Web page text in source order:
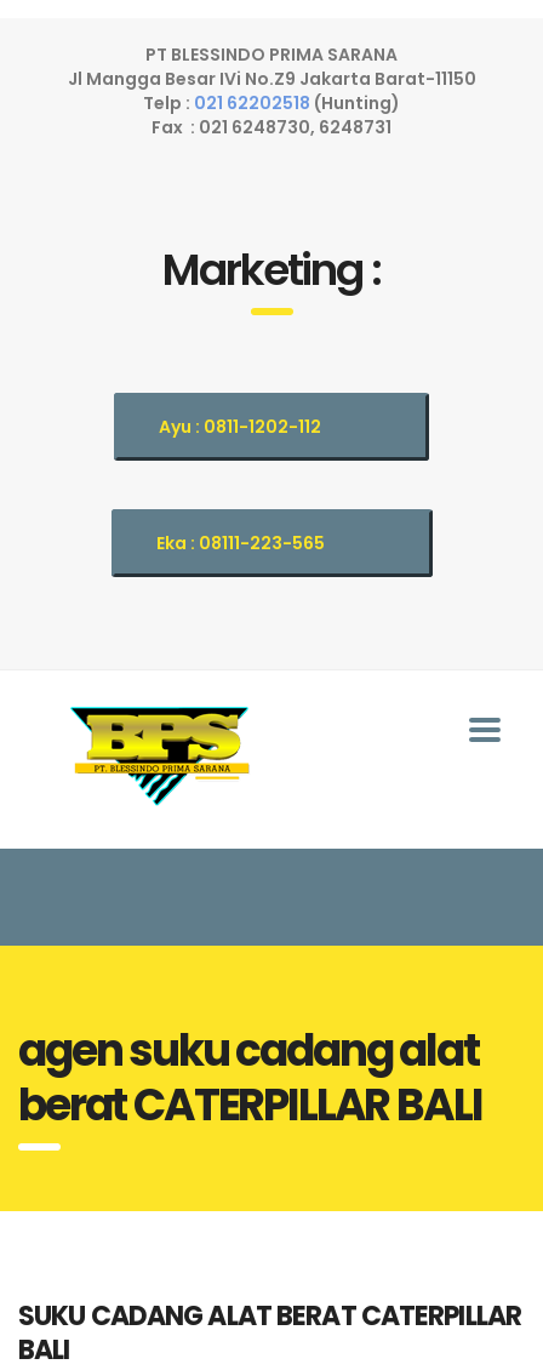
PT BLESSINDO PRIMA SARANA
Jl Mangga Besar IVi No.Z9 Jakarta Barat-11150
Telp : 021 62202518 (Hunting)
Fax : 021 6248730, 6248731
Marketing :
Ayu : 0811-1202-112
Eka : 08111-223-565
agen suku cadang alat
berat CATERPILLAR BALI
SUKU CADANG ALAT BERAT CATERPILLAR
BALI